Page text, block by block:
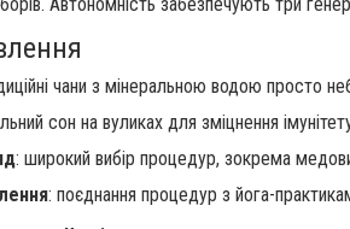
Автономність забезпечують три
чани з мінеральною водою просто
сон на вуликах для зміцнення
: широкий вибір процедур, зокрема
: поєднання процедур з йога-